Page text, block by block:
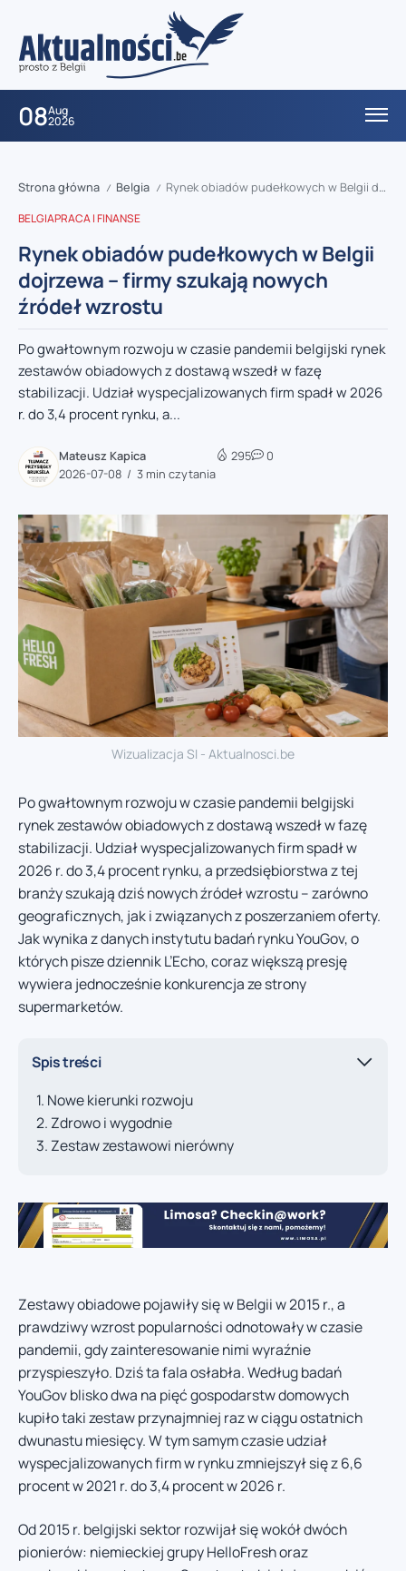
08Aug
2026
Strona główna / Belgia / Rynek obiadów pudełkowych w Belgii dojrzewa – firmy szukają nowych źródeł wzrostu
BELGIAPRACA I FINANSE
Rynek obiadów pudełkowych w Belgii
dojrzewa – firmy szukają nowych
źródeł wzrostu
Po gwałtownym rozwoju w czasie pandemii belgijski rynek
zestawów obiadowych z dostawą wszedł w fazę
stabilizacji. Udział wyspecjalizowanych firm spadł w 2026
r. do 3,4 procent rynku, a...
Mateusz Kapica
2026-07-08
3 min czytania
295 0
Wizualizacja SI - Aktualnosci.be
Po gwałtownym rozwoju w czasie pandemii belgijski
rynek zestawów obiadowych z dostawą wszedł w fazę
stabilizacji. Udział wyspecjalizowanych firm spadł w
2026 r. do 3,4 procent rynku, a przedsiębiorstwa z tej
branży szukają dziś nowych źródeł wzrostu – zarówno
geograficznych, jak i związanych z poszerzaniem oferty.
Jak wynika z danych instytutu badań rynku YouGov, o
których pisze dziennik L’Echo, coraz większą presję
wywiera jednocześnie konkurencja ze strony
supermarketów.
Spis treści
Nowe kierunki rozwoju
Zdrowo i wygodnie
Zestaw zestawowi nierówny
Zestawy obiadowe pojawiły się w Belgii w 2015 r., a
prawdziwy wzrost popularności odnotowały w czasie
pandemii, gdy zainteresowanie nimi wyraźnie
przyspieszyło. Dziś ta fala osłabła. Według badań
YouGov blisko dwa na pięć gospodarstw domowych
kupiło taki zestaw przynajmniej raz w ciągu ostatnich
dwunastu miesięcy. W tym samym czasie udział
wyspecjalizowanych firm w rynku zmniejszył się z 6,6
procent w 2021 r. do 3,4 procent w 2026 r.
Od 2015 r. belgijski sektor rozwijał się wokół dwóch
pionierów: niemieckiej grupy HelloFresh oraz